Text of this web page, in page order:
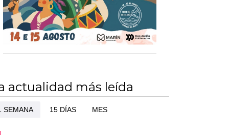
actualidad más leída
SEMANA 15 DÍAS MES